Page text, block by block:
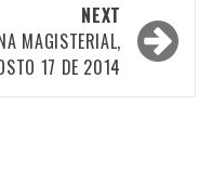
NEXT
MAGISTERIAL,
17 DE 2014